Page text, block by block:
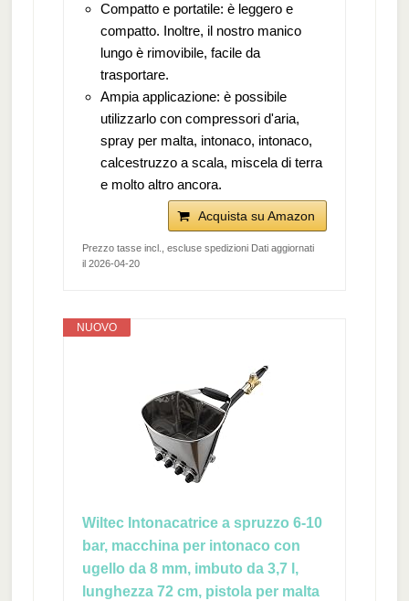
Compatto e portatile: è leggero e
compatto. Inoltre, il nostro manico
lungo è rimovibile, facile da
trasportare.
Ampia applicazione: è possibile
utilizzarlo con compressori d'aria,
spray per malta, intonaco, intonaco,
calcestruzzo a scala, miscela di terra
e molto altro ancora.
Acquista su Amazon
Prezzo tasse incl., escluse spedizioni Dati aggiornati
il 2026-04-20
NUOVO
Wiltec Intonacatrice a spruzzo 6-10
bar, macchina per intonaco con
ugello da 8 mm, imbuto da 3,7 l,
lunghezza 72 cm, pistola per malta